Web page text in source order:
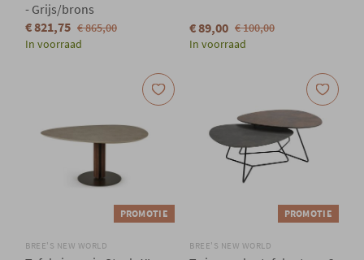
- Grijs/brons
€ 821,75 € 865,00
In voorraad
€ 89,00 € 100,00
In voorraad
PROMOTIE
BREE'S NEW WORLD
PROMOTIE
BREE'S NEW WORLD